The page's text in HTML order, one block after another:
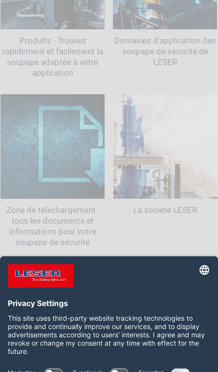
Produits - Trouvez
rapidement et facilement la
soupape adaptée à votre
application
Domaines d'application des
soupape de sécurité de
LESER
Zone de téléchargement ,
tous les documents et
informations pour votre
soupape de sécurité
La société LESER
LinkedIn YouTube